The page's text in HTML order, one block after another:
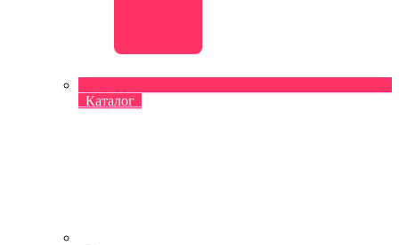
Каталог